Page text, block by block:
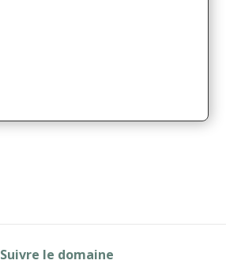
Suivre le domaine